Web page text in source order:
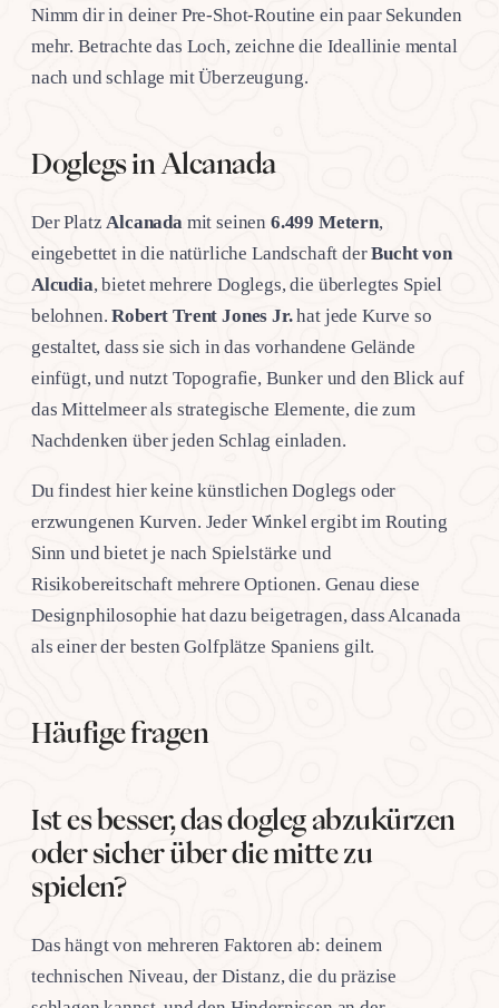
Nimm dir in deiner Pre-Shot-Routine ein paar Sekunden
mehr. Betrachte das Loch, zeichne die Ideallinie mental
nach und schlage mit Überzeugung.
Doglegs in Alcanada
Der PlatzAlcanadamit seinen 6.499 Metern,
eingebettet in die natürliche Landschaft derBucht von
Alcudia, bietet mehrere Doglegs, die überlegtes Spiel
belohnen.Robert Trent Jones Jr.hat jede Kurve so
gestaltet, dass sie sich in das vorhandene Gelände
einfügt, und nutzt Topografie, Bunker und den Blick auf
das Mittelmeer als strategische Elemente, die zum
Nachdenken über jeden Schlag einladen.
Du findest hier keine künstlichen Doglegs oder
erzwungenen Kurven. Jeder Winkel ergibt im Routing
Sinn und bietet je nach Spielstärke und
Risikobereitschaft mehrere Optionen. Genau diese
Designphilosophie hat dazu beigetragen, dass Alcanada
als einer der besten Golfplätze Spaniens gilt.
Häufige fragen
Ist es besser, das dogleg abzukürzen
oder sicher über die mitte zu
spielen?
Das hängt von mehreren Faktoren ab: deinem
technischen Niveau, der Distanz, die du präzise